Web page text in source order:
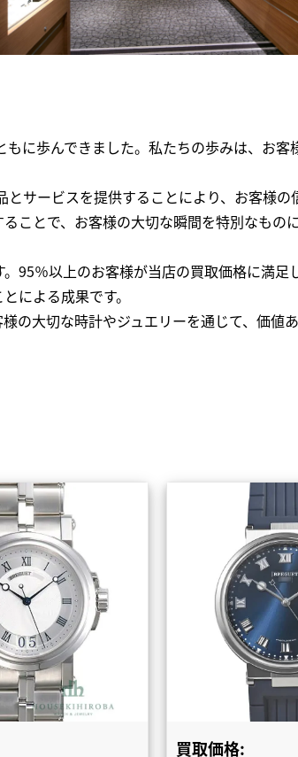
に歩んできました。私たちの歩みは、お客
サービスを提供することにより、お客様の
ことで、お客様の大切な瞬間を特別なもの
95％以上のお客様が当店の買取価格に満足
による成果です。
の大切な時計やジュエリーを通じて、価値
買取価格: